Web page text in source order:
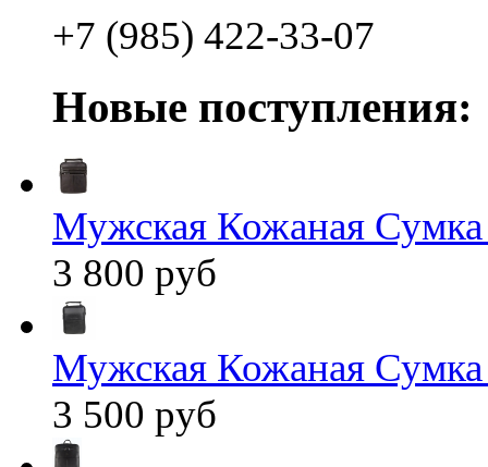
+7 (985) 422-33-07
Новые поступления:
Мужская Кожаная
3 800 руб
Мужская Кожаная
3 500 руб